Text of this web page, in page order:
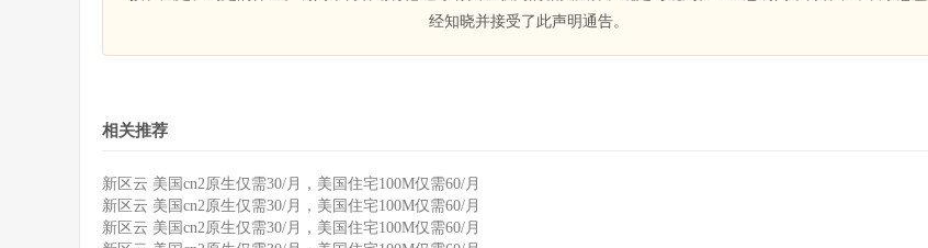
经知晓并接受了此声明通告。
相关推荐
新区云 美国cn2原生仅需30/月，美国住宅100M仅需60/月
新区云 美国cn2原生仅需30/月，美国住宅100M仅需60/月
新区云 美国cn2原生仅需30/月，美国住宅100M仅需60/月